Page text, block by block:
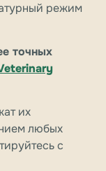
режим
точных
их
любых
с